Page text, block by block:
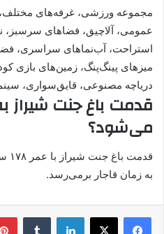
مجموعه ورزشی، غرفه‌های مختلف،
عمومی، آلاچیق، فضاهای سرسبز،
استراحت، آب‌نماهای سراسری،
میزهای پینگ‌پنگ، زمین‌های بازی
دریاچه مصنوعی، قایق‌سواری، سینما ۴بعدی، سرویس
قدمت باغ جنت شیراز
می‌شود؟
به زمان قاجار برمی‌رسد.
لینکدین ‫تامبلر